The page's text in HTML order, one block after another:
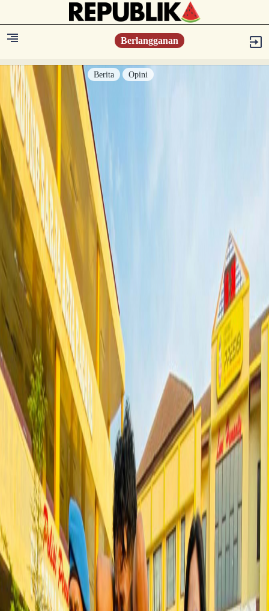
Berlangganan
Berita Opini
Berita
Islam Digest
Hikmah
Opini
Konsultasi Syariah
Resonansi
Sejarah
Lensa
Iqtishodia
Sastra
Literasi Umat